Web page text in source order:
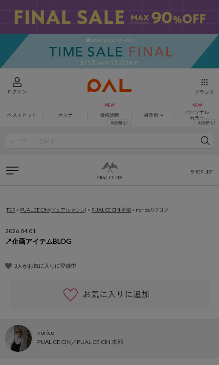
ログイン ブランド
ベストヒット オトナ 骨格診断 身長別
パーソナル
カラー
SHOP LIST
TOP > PUAL CE CIN(ピュアルセシン) > PUAL CE CIN 本部 > noricoのブログ
2026.04.01
📍企画アイテムBLOG
3人がお気に入りに登録中
norico
PUAL CE CIN
PUAL CE CIN 本部